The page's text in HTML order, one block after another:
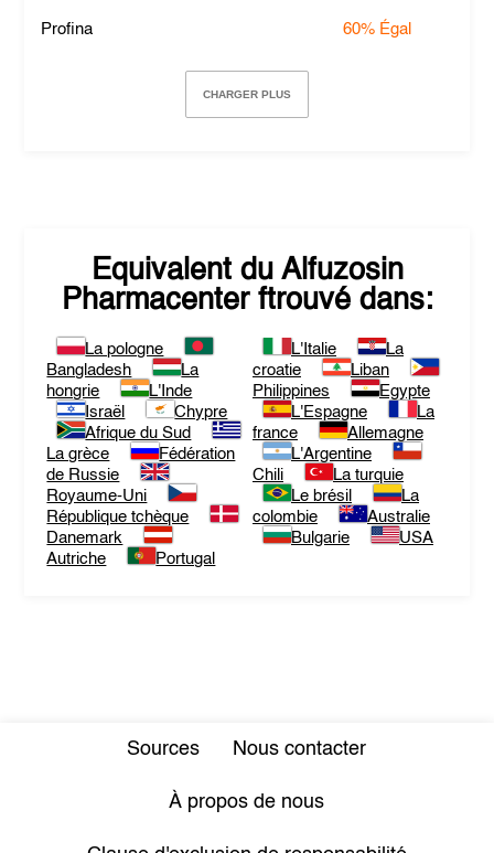
Profina 60% Égal
CHARGER PLUS
Equivalent du Alfuzosin
Pharmacenterftrouvé dans:
La pologne
Bangladesh
La
hongrie
L'Inde
Israël
Chypre
Afrique du Sud
La grèce
Fédération
de Russie
Royaume-Uni
République tchèque
Danemark
Autriche
Portugal
L'Italie
La
croatie
Liban
Philippines
Egypte
L'Espagne
La
france
Allemagne
L'Argentine
Chili
La turquie
Le brésil
La
colombie
Australie
Bulgarie
USA
Sources Nous contacter
À propos de nous